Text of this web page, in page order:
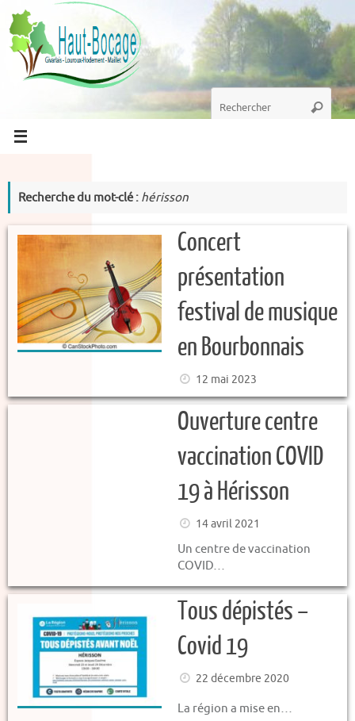
Passer
au
contenu
Recherche
pour
Recherche du mot-clé : hérisson
Concert
présentation
festival de musique
en Bourbonnais
12 mai 2023
Ouverture centre
vaccination COVID
19 à Hérisson
14 avril 2021
Un centre de vaccination
COVID…
Tous dépistés –
Covid 19
22 décembre 2020
La région a mise en…